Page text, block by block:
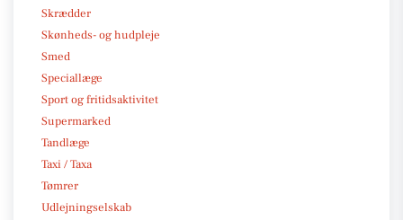
Skrædder
Skønheds- og hudpleje
Smed
Speciallæge
Sport og fritidsaktivitet
Supermarked
Tandlæge
Taxi / Taxa
Tømrer
Udlejningselskab